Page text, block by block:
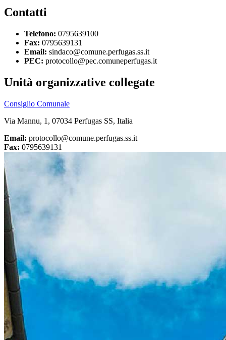
Contatti
Telefono: 0795639100
Fax: 0795639131
Email: sindaco@comune.perfugas.ss.it
PEC: protocollo@pec.comuneperfugas.it
Unità organizzative collegate
Consiglio Comunale
Via Mannu, 1, 07034 Perfugas SS, Italia
Email: protocollo@comune.perfugas.ss.it
Fax: 0795639131